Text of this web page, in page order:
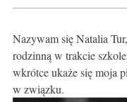
Nazywam się Natalia
rodzinną w trakcie
wkrótce ukaże się moja
w związku.